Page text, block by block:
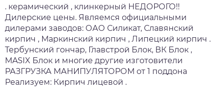
. керамический , клинкерный НЕДОРОГО!!
Дилерские цены. Являемся официальными
дилерами заводов: ОАО Силикат, Славянский
кирпич , Маркинский кирпич , Липецкий кирпич .
Тербунский гончар, Главстрой Блок, ВК Блок ,
MASIX Блок и многие другие изготовители
РАЗГРУЗКА МАНИПУЛЯТОРОМ от 1 поддона
Реализуем: Кирпич лицевой .